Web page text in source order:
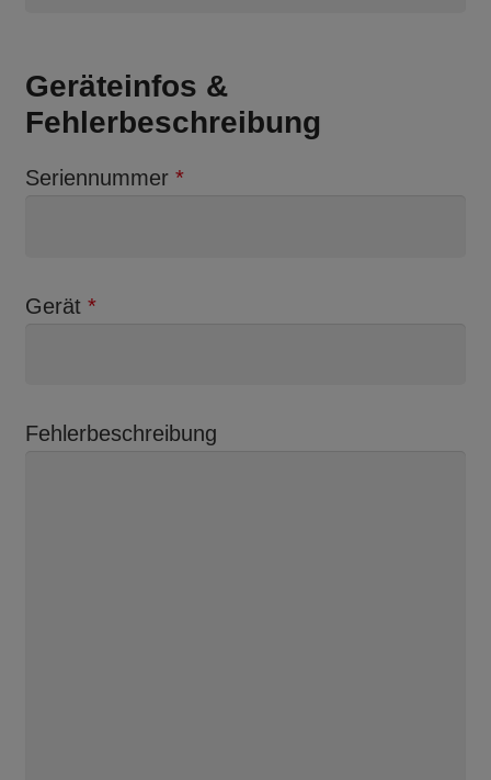
Geräteinfos &
Fehlerbeschreibung
Seriennummer *
Gerät *
Fehlerbeschreibung